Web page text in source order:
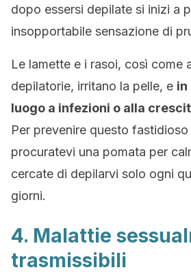
dopo essersi depilate si inizi a
insopportabile sensazione di
Le lamette e i rasoi, così come
depilatorie, irritano la pelle, e in
luogo a infezioni o alla
Per prevenire questo
procuratevi una pomata per
cercate di depilarvi solo ogni
giorni.
4. Malattie
trasmissibili